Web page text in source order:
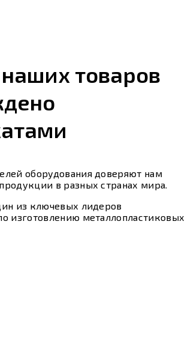
товаров
оборудования доверяют нам
в разных странах мира.
из ключевых лидеров
изготовлению металлопластиковых